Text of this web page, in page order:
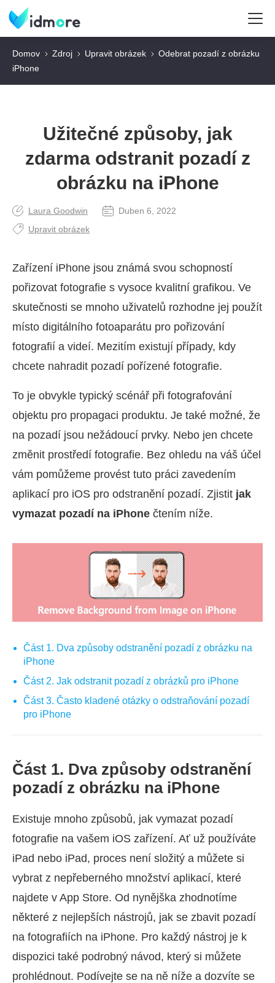
Domov Zdroj Upravit obrázek
Odebrat pozadí z obrázku
iPhone
Užitečné způsoby, jak
zdarma odstranit pozadí z
obrázku na iPhone
Laura Goodwin
Duben 6, 2022
Upravit obrázek
Zařízení iPhone jsou známá svou schopností
pořizovat fotografie s vysoce kvalitní grafikou. Ve
skutečnosti se mnoho uživatelů rozhodne jej použít
místo digitálního fotoaparátu pro pořizování
fotografií a videí. Mezitím existují případy, kdy
chcete nahradit pozadí pořízené fotografie.
To je obvykle typický scénář při fotografování
objektu pro propagaci produktu. Je také možné, že
na pozadí jsou nežádoucí prvky. Nebo jen chcete
změnit prostředí fotografie. Bez ohledu na váš účel
vám pomůžeme provést tuto práci zavedením
aplikací pro iOS pro odstranění pozadí. Zjistit jak
vymazat pozadí na iPhone čtením níže.
Část 1. Dva způsoby odstranění pozadí z obrázku na
iPhone
Část 2. Jak odstranit pozadí z obrázků pro iPhone
Část 3. Často kladené otázky o odstraňování pozadí
pro iPhone
Část 1. Dva způsoby odstranění
pozadí z obrázku na iPhone
Existuje mnoho způsobů, jak vymazat pozadí
fotografie na vašem iOS zařízení. Ať už používáte
iPad nebo iPad, proces není složitý a můžete si
vybrat z nepřeberného množství aplikací, které
najdete v App Store. Od nynějška zhodnotíme
některé z nejlepších nástrojů, jak se zbavit pozadí
na fotografiích na iPhone. Pro každý nástroj je k
dispozici také podrobný návod, který si můžete
prohlédnout. Podívejte se na ně níže a dozvíte se